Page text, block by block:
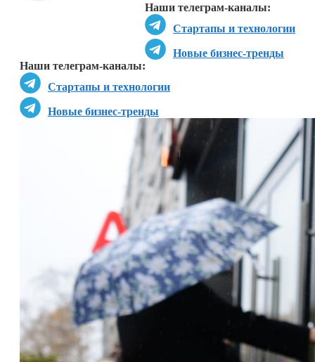
Наши телеграм-каналы:
Стартапы и технологии
Новые бизнес-тренды
Наши телеграм-каналы:
Стартапы и технологии
Новые бизнес-тренды